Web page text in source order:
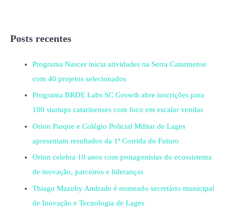
Posts recentes
Programa Nascer inicia atividades na Serra Catarinense
com 40 projetos selecionados
Programa BRDE Labs SC Growth abre inscrições para
100 startups catarinenses com foco em escalar vendas
Orion Parque e Colégio Policial Militar de Lages
apresentam resultados da 1ª Corrida do Futuro
Orion celebra 10 anos com protagonistas do ecossistema
de inovação, parceiros e lideranças
Thiago Mazuhy Andrade é nomeado secretário municipal
de Inovação e Tecnologia de Lages